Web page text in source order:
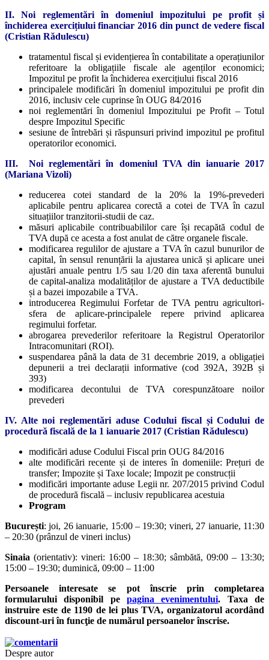
II. Noi reglementări în domeniul impozitului pe profit și
închiderea exercițiului financiar 2016 din punct de vedere fiscal
(Cristian Rădulescu)
tratamentul fiscal și evidențierea în contabilitate a operațiunilor
referitoare la obligațiile fiscale ale agenților economici;
Impozitul pe profit la închiderea exercițiului fiscal 2016
principalele modificări în domeniul impozitului pe profit din
2016, inclusiv cele cuprinse în OUG 84/2016
noi reglementări în domeniul Impozitului pe Profit – Totul
despre Impozitul Specific
sesiune de întrebări și răspunsuri privind impozitul pe profitul
operatorilor economici.
III. Noi reglementări în domeniul TVA din ianuarie 2017
(Mariana Vizoli)
reducerea cotei standard de la 20% la 19%-prevederi
aplicabile pentru aplicarea corectă a cotei de TVA în cazul
situațiilor tranzitorii-studii de caz.
măsuri aplicabile contribuabililor care își recapătă codul de
TVA după ce acesta a fost anulat de către organele fiscale.
modificarea regulilor de ajustare a TVA în cazul bunurilor de
capital, în sensul renunțării la ajustarea unică și aplicare unei
ajustări anuale pentru 1/5 sau 1/20 din taxa aferentă bunului
de capital-analiza modalităților de ajustare a TVA deductibile
și a bazei impozabile a TVA.
introducerea Regimului Forfetar de TVA pentru agricultori-
sfera de aplicare-principalele repere privind aplicarea
regimului forfetar.
abrogarea prevederilor referitoare la Registrul Operatorilor
Intracomunitari (ROI).
suspendarea până la data de 31 decembrie 2019, a obligației
depunerii a trei declarații informative (cod 392A, 392B și
393)
modificarea decontului de TVA corespunzătoare noilor
prevederi
IV. Alte noi reglementări aduse Codului fiscal și Codului de
procedură fiscală de la 1 ianuarie 2017 (Cristian Rădulescu)
modificări aduse Codului Fiscal prin OUG 84/2016
alte modificări recente și de interes în domeniile: Prețuri de
transfer; Impozite și Taxe locale; Impozit pe construcții
modificări importante aduse Legii nr. 207/2015 privind Codul
de procedură fiscală – inclusiv republicarea acestuia
Program
București: joi, 26 ianuarie, 15:00 – 19:30; vineri, 27 ianuarie, 11:30
– 20:30 (prânzul de vineri inclus)
Sinaia (orientativ): vineri: 16:00 – 18:30; sâmbătă, 09:00 – 13:30;
15:00 – 19:30; duminică, 09:00 – 11:00
Persoanele interesate se pot înscrie prin completarea
formularului disponibil pe pagina evenimentului. Taxa de
instruire este de 1190 de lei plus TVA, organizatorul acordând
discount-uri în funcţie de numărul persoanelor înscrise.
Despre autor